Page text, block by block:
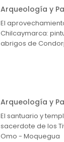
Arqueología y
El
Chilcaymarca:
abrigos de
Arqueología y
El santuario y
sacerdote de los
Omo - Moquegua